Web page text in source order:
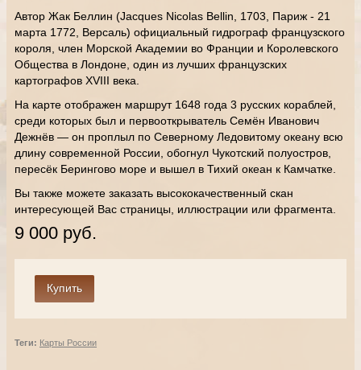
Автор Жак Беллин (Jacques Nicolas Bellin, 1703, Париж - 21
марта 1772, Версаль) официальный гидрограф французского
короля, член Морской Академии во Франции и Королевского
Общества в Лондоне, один из лучших французских
картографов XVIII века.
На карте отображен маршрут 1648 года 3 русских кораблей,
среди которых был и первооткрыватель Семён Иванович
Дежнёв — он проплыл по Северному Ледовитому океану всю
длину современной России, обогнул Чукотский полуостров,
пересёк Берингово море и вышел в Тихий океан к Камчатке.
Вы также можете заказать высококачественный скан
интересующей Вас страницы, иллюстрации или фрагмента.
9 000 руб.
Теги: Карты России